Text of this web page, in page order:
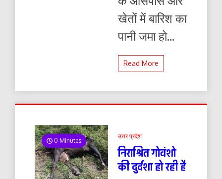
खेतों में बारिश का
पानी जमा हो...
Read More
0 Minutes
उत्तर प्रदेश
निराश्रित गोवंशो
की दुर्दशा हो रही है